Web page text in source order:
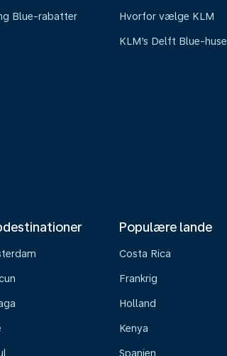
Blue-rabatter Hvorfor vælge KLM
KLM’s Delft Blue-huse
Populære lande
Costa Rica
Frankrig
Holland
Kenya
Spanien